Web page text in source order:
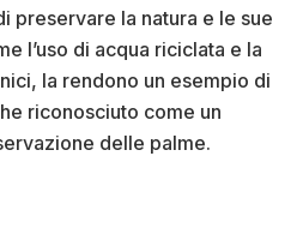
preservare la natura e le sue
l’uso di acqua riciclata e la
la rendono un esempio di
riconosciuto come un
delle palme.